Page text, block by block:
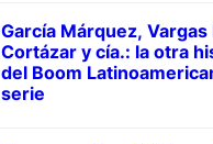
García Márquez, Vargas
Cortázar y cía.: la otra
del Boom
serie